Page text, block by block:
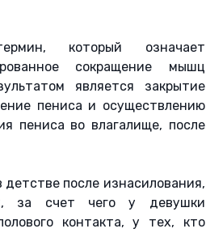
который означает
сокращение мышц
является закрытие
пениса и осуществлению
пениса во влагалище, после
после изнасилования,
за счет чего у девушки
контакта, у тех, кто